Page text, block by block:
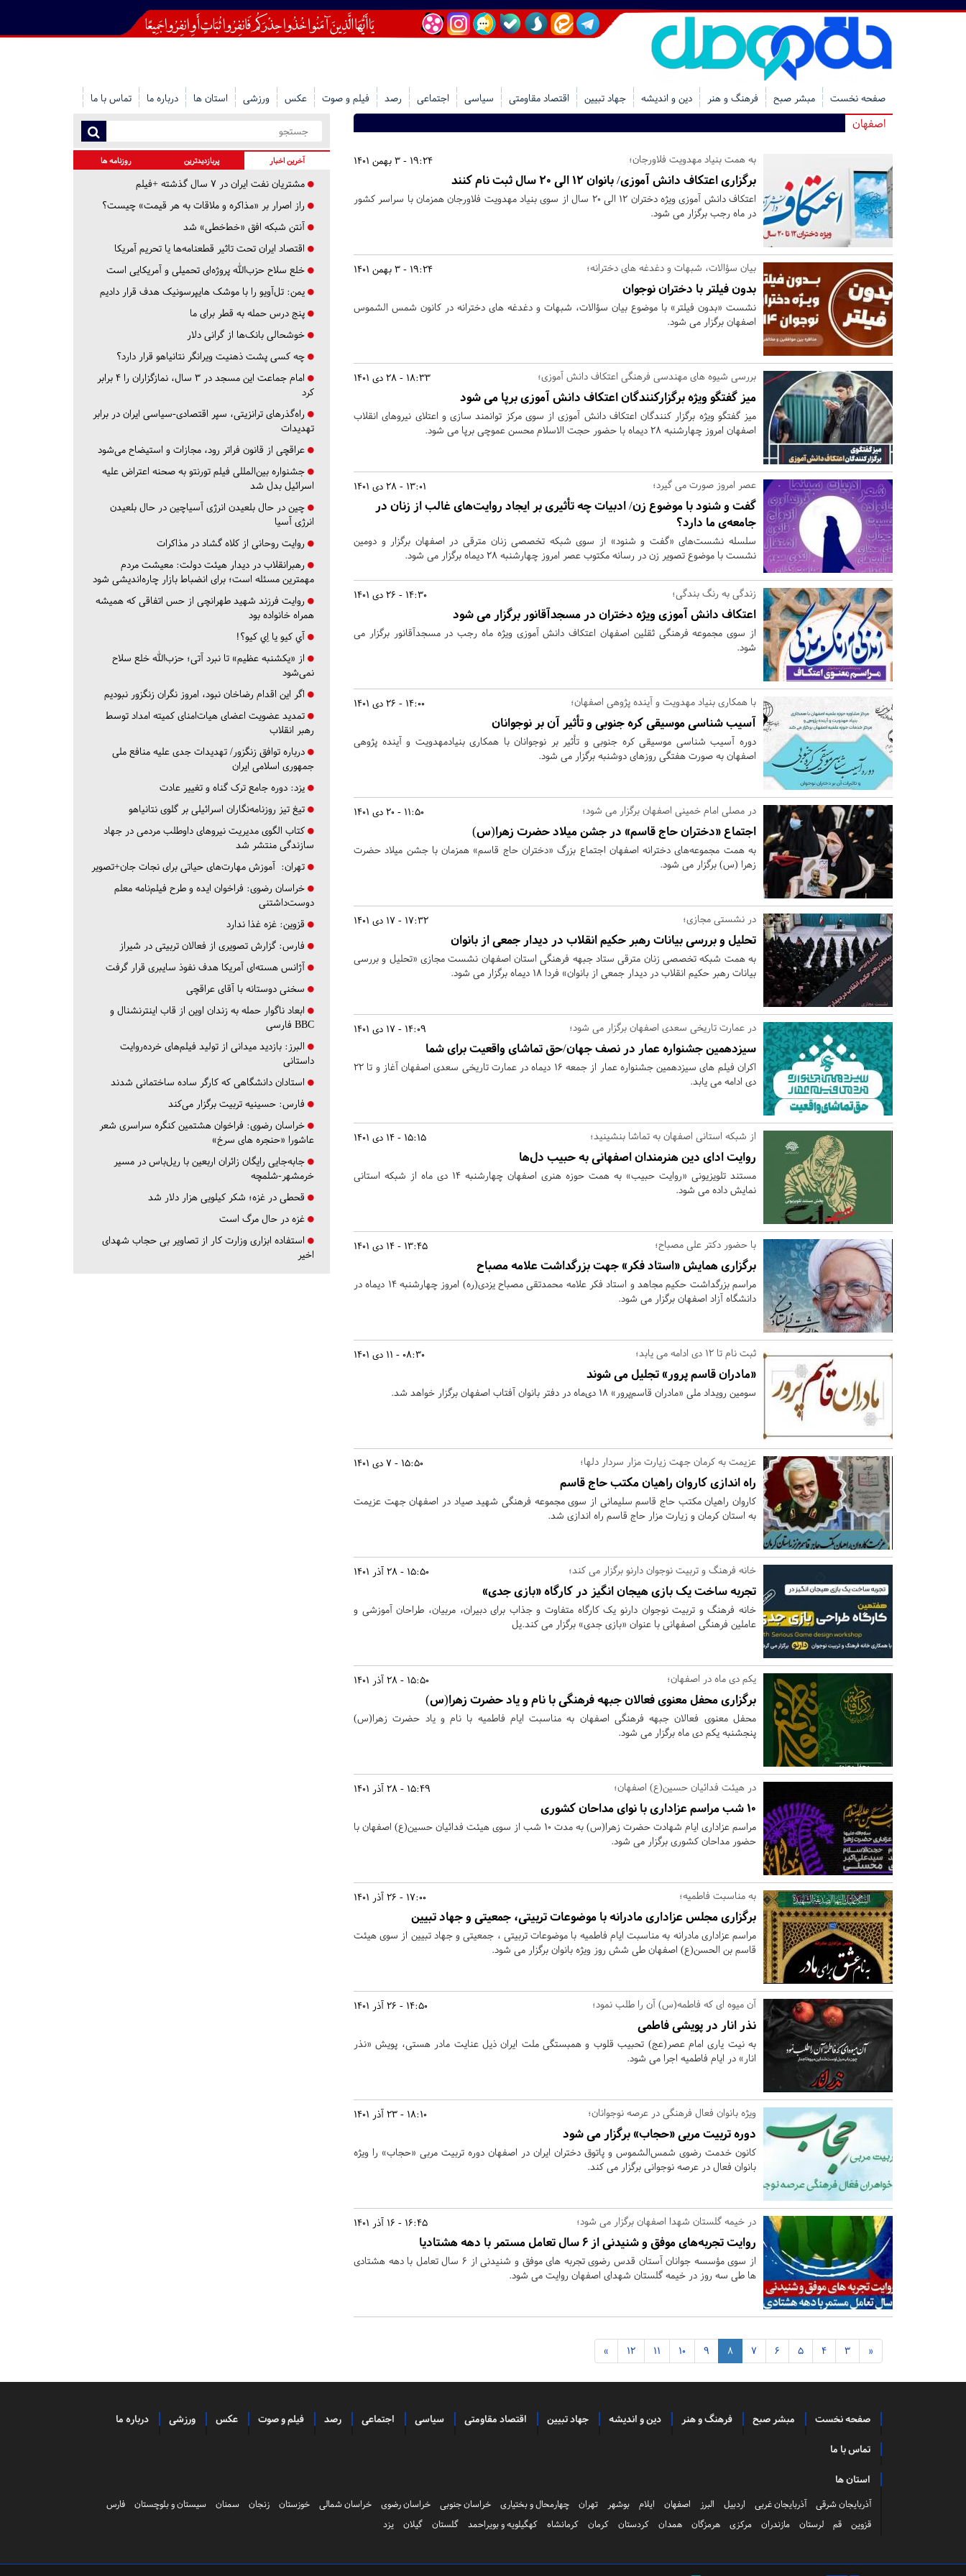
صفحه نخست مبشر صبح فرهنگ و هنر دین و اندیشه جهاد تبیین اقتصاد مقاومتی سیاسی اجتماعی رصد فیلم و صوت عکس ورزشی استان ها درباره ما تماس با ما
اصفهان
19:24 - 3 بهمن 1401 به همت بنیاد مهدویت فلاورجان؛
برگزاری اعتکاف دانش آموزی/ بانوان 12 الی 20 سال ثبت نام کنند
اعتکاف دانش آموزی ویژه دختران 12 الی 20 سال از سوی بنیاد مهدویت فلاورجان همزمان با سراسر کشور
در ماه رجب برگزار می شود.
19:24 - 3 بهمن 1401 بیان سؤالات، شبهات و دغدغه های دخترانه؛
بدون فیلتر با دختران نوجوان
نشست «بدون فیلتر» با موضوع بیان سؤالات، شبهات و دغدغه های دخترانه در کانون شمس الشموس
اصفهان برگزار می شود.
18:33 - 28 دی 1401 بررسی شیوه های مهندسی فرهنگی اعتکاف دانش آموزی؛
میز گفتگو ویژه برگزارکنندگان اعتکاف دانش آموزی برپا می شود
میز گفتگو ویژه برگزار کنندگان اعتکاف دانش آموزی از سوی مرکز توانمند سازی و اعتلای نیروهای انقلاب
اصفهان امروز چهارشنبه 28 دیماه با حضور حجت الاسلام محسن عموچی برپا می شود.
13:01 - 28 دی 1401 عصر امروز صورت می گیرد؛
گفت و شنود با موضوع زن/ ادبیات چه تأثیری بر ایجاد روایت‌های غالب از زنان در
جامعه‌ی ما دارد؟
سلسله نشست‌های «گفت و شنود» از سوی شبکه تخصصی زنان مترقی در اصفهان برگزار و دومین
نشست با موضوع تصویر زن در رسانه مکتوب عصر امروز چهارشنبه 28 دیماه برگزار می شود.
14:30 - 26 دی 1401 زندگی به رنگ بندگی؛
اعتکاف دانش آموزی ویژه دختران در مسجدآقانور برگزار می شود
از سوی مجموعه فرهنگی ثقلین اصفهان اعتکاف دانش آموزی ویژه ماه رجب در مسجدآقانور برگزار می
شود.
14:00 - 26 دی 1401 با همکاری بنیاد مهدویت و آینده پژوهی اصفهان؛
آسیب شناسی موسیقی کره جنوبی و تأثیر آن بر نوجوانان
دوره آسیب شناسی موسیقی کره جنوبی و تأثیر بر نوجوانان با همکاری بنیادمهدویت و آینده پژوهی
اصفهان به صورت هفتگی روزهای دوشنبه برگزار می شود.
11:50 - 20 دی 1401 در مصلی امام خمینی اصفهان برگزار می شود؛
اجتماع «دختران حاج قاسم» در جشن میلاد حضرت زهرا(س)
به همت مجموعه‌های دخترانه اصفهان اجتماع بزرگ «دختران حاج قاسم» همزمان با جشن میلاد حضرت
زهرا (س) برگزار می شود.
17:32 - 17 دی 1401 در نشستی مجازی؛
تحلیل و بررسی بیانات رهبر حکیم انقلاب در دیدار جمعی از بانوان
به همت شبکه تخصصی زنان مترقی ستاد جبهه فرهنگی استان اصفهان نشست مجازی «تحلیل و بررسی
بیانات رهبر حکیم انقلاب در دیدار جمعی از بانوان» فردا 18 دیماه برگزار می شود.
14:09 - 17 دی 1401 در عمارت تاریخی سعدی اصفهان برگزار می شود؛
سیزدهمین جشنواره عمار در نصف جهان/حق تماشای واقعیت برای شما
اکران فیلم های سیزدهمین جشنواره عمار از جمعه 16 دیماه در عمارت تاریخی سعدی اصفهان آغاز و تا 22
دی ادامه می یابد.
15:15 - 14 دی 1401 از شبکه استانی اصفهان به تماشا بنشینید؛
روایت ادای دین هنرمندان اصفهانی به حبیب دل‌ها
مستند تلویزیونی «روایت حبیب» به همت حوزه هنری اصفهان چهارشنبه 14 دی ماه از شبکه استانی
نمایش داده می شود.
13:45 - 14 دی 1401 با حضور دکتر علی مصباح؛
برگزاری همایش «استاد فکر» جهت بزرگداشت علامه مصباح
مراسم بزرگداشت حکیم مجاهد و استاد فکر علامه محمدتقی مصباح یزدی(ره) امروز چهارشنبه 14 دیماه در
دانشگاه آزاد اصفهان برگزار می شود.
08:30 - 11 دی 1401 ثبت نام تا 12 دی ادامه می یابد؛
«مادران قاسم پرور» تجلیل می شوند
سومین رویداد ملی «مادران قاسم‌پرور» ۱۸ دی‌ماه در دفتر بانوان آفتاب اصفهان برگزار خواهد شد.
15:50 - 7 دی 1401 عزیمت به کرمان جهت زیارت مزار سردار دلها؛
راه اندازی کاروان راهیان مکتب حاج قاسم
کاروان راهیان مکتب حاج قاسم سلیمانی از سوی مجموعه فرهنگی شهید صیاد در اصفهان جهت عزیمت
به استان کرمان و زیارت مزار حاج قاسم راه اندازی شد.
15:50 - 28 آذر 1401 خانه فرهنگ و تربیت نوجوان دارنو برگزار می کند؛
تجربه ساخت یک بازی هیجان انگیز در کارگاه «بازی جدی»
خانه فرهنگ و تربیت نوجوان دارنو یک کارگاه متفاوت و جذاب برای دبیران، مربیان، طراحان آموزشی و
عاملین فرهنگی اصفهانی با عنوان «بازی جدی» برگزار می کند.یل
15:50 - 28 آذر 1401 یکم دی ماه در اصفهان؛
برگزاری محفل معنوی فعالان جبهه فرهنگی با نام و یاد حضرت زهرا(س)
محفل معنوی فعالان جبهه فرهنگی اصفهان به مناسبت ایام فاطمیه با نام و یاد حضرت زهرا(س)
پنجشنبه یکم دی ماه برگزار می شود.
15:49 - 28 آذر 1401 در هیئت فدائیان حسین(ع) اصفهان؛
10 شب مراسم عزاداری با نوای مداحان کشوری
مراسم عزاداری ایام شهادت حضرت زهرا(س) به مدت 10 شب از سوی هیئت فدائیان حسین(ع) اصفهان با
حضور مداحان کشوری برگزار می شود.
17:00 - 26 آذر 1401 به مناسبت فاطمیه؛
برگزاری مجلس عزاداری مادرانه با موضوعات تربیتی، جمعیتی و جهاد تبیین
مراسم عزاداری مادرانه به مناسبت ایام فاطمیه با موضوعات تربیتی ، جمعیتی و جهاد تبیین از سوی هیئت
قاسم بن الحسن(ع) اصفهان طی شش روز ویژه بانوان برگزار می شود.
14:50 - 26 آذر 1401 آن میوه ای که فاطمه(س) آن را طلب نمود؛
نذر انار در پویشی فاطمی
به نیت یاری امام عصر(عج) تحبیب قلوب و همبستگی ملت ایران ذیل عنایت مادر هستی، پویش «نذر
انار» در ایام فاطمیه اجرا می شود.
18:10 - 23 آذر 1401 ویژه بانوان فعال فرهنگی در عرصه نوجوانان؛
دوره تربیت مربی «حجاب» برگزار می شود
کانون خدمت رضوی شمس‌الشموس و پاتوق دختران ایران در اصفهان دوره تربیت مربی «حجاب» را ویژه
بانوان فعال در عرصه نوجوانی برگزار می کند.
16:45 - 16 آذر 1401 در خیمه گلستان شهدا اصفهان برگزار می شود؛
روایت تجربه‌های موفق و شنیدنی از ۶ سال تعامل مستمر با دهه هشتادیا
از سوی مؤسسه جوانان آستان قدس رضوی تجربه های موفق و شنیدنی از 6 سال تعامل با دهه هشتادی
ها طی سه روز در خیمه گلستان شهدای اصفهان روایت می شود.
«
3
4
5
6
7
8
9
10
11
12
»
آخرین اخبار پربازدیدترین روزنامه ها
مشتریان نفت ایران در ۷ سال گذشته +فیلم
راز اصرار بر «مذاکره و ملاقات به هر قیمت» چیست؟
آنتن شبکه افق «خط‌خطی» شد
اقتصاد ایران تحت تاثیر قطعنامه‌ها یا تحریم‌ آمریکا
خلع سلاح حزب‌الله پروژه‌ای تحمیلی و آمریکایی است
یمن: تل‌آویو را با موشک هایپرسونیک هدف قرار دادیم
پنج درس‌ حمله به قطر برای ما
خوشحالی بانک‌ها از گرانی دلار
چه کسی پشت ذهنیت ویرانگر نتانیاهو قرار دارد؟
امام جماعت این مسجد در ۳ سال، نمازگزاران را ۴ برابر
کرد
راه‌گذرهای ترانزیتی، سپر اقتصادی-سیاسی ایران در برابر
تهدیدات
عراقچی از قانون فراتر رود، مجازات و استیضاح می‌شود
جشنواره بین‌المللی فیلم تورنتو به صحنه اعتراض علیه
اسرائیل بدل شد
چین در حال بلعیدن انرژی آسیاچین در حال بلعیدن
انرژی آسیا
روایت روحانی از کلاه گشاد در مذاکرات
رهبرانقلاب در دیدار هیئت دولت: معیشت مردم
مهمترین مسئله است؛ برای انضباط بازار چاره‌اندیشی شود
روایت فرزند شهید طهرانچی از حس اتفاقی که همیشه
همراه خانواده بود
آي كيو يا اِي كيو؟!
از «یکشنبه عظیم» تا نبرد آتی؛ حزب‌الله خلع سلاح
نمی‌شود
اگر این اقدام رضاخان نبود، امروز نگران زنگزور نبودیم
تمدید عضویت اعضای هیات‌امنای کمیته امداد توسط
رهبر انقلاب
درباره توافق زنگزور/ تهدیدات جدی علیه منافع ملی
جمهوری اسلامی ایران
یزد: دوره جامع ترک گناه و تغییر عادت
تیغ تیز روزنامه‌نگاران اسرائیلی بر گلوی نتانیاهو
کتاب الگوی مدیریت نیروهای داوطلب مردمی در جهاد
سازندگی منتشر شد
تهران: آموزش مهارت‌های حیاتی برای نجات جان+تصویر
خراسان رضوی: فراخوان ایده و طرح فیلم‌نامه معلم
دوست‌داشتنی
قزوین: غزه غذا ندارد
فارس: گزارش تصویری از فعالان تربیتی در شیراز
آژانس هسته‌ای آمریکا هدف نفوذ سایبری قرار گرفت
سخنی دوستانه با آقای عراقچی
ابعاد ناگوار حمله به زندان اوین از قاب اینترنشنال و
BBC فارسی
البرز: بازدید میدانی از تولید فیلم‌های خرده‌روایت
داستانی
استادان دانشگاهی که کارگر ساده ساختمانی شدند
فارس: حسینیه تربیت برگزار می‌کند
خراسان رضوی: فراخوان هشتمین کنگره سراسری شعر
عاشورا «حنجره های سرخ»
جابه‌جایی رایگان زائران اربعین با ریل‌باس در مسیر
خرمشهر-شلمچه
قحطی در غزه؛ شکر کیلویی هزار دلار شد
غزه در حال مرگ است
استفاده ابزاری وزارت کار از تصاویر بی حجاب شهدای
اخیر
صفحه نخست مبشر صبح فرهنگ و هنر دین و اندیشه جهاد تبیین اقتصاد مقاومتی سیاسی اجتماعی رصد فیلم و صوت عکس ورزشی درباره ما
تماس با ما
استان ها
آذربایجان شرقی آذربایجان غربی اردبیل البرز اصفهان ایلام بوشهر تهران چهارمحال و بختیاری خراسان جنوبی خراسان رضوی خراسان شمالی خوزستان زنجان سمنان سیستان و بلوچستان
فارس
قزوین
قم لرستان مازندران مرکزی هرمزگان همدان کردستان کرمان کرمانشاه کهگیلویه و بویراحمد گلستان گیلان یزد